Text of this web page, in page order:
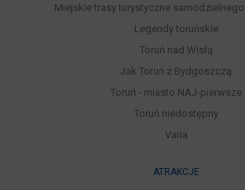
Miejskie trasy turystyczne
Legendy toruńskie
Toruń nad Wisłą
Jak Toruń z Bydgoszczą
Toruń - miasto NAJ-pierwsze
Toruń niedostępny
Varia
ATRAKCJE